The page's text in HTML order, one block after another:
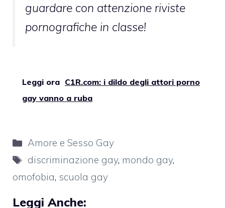
guardare con attenzione riviste
pornografiche in classe!
Leggi ora C1R.com: i dildo degli attori porno
gay vanno a ruba
Categorie
Amore e Sesso Gay
Tag
discriminazione gay, mondo gay,
omofobia, scuola gay
Leggi Anche: